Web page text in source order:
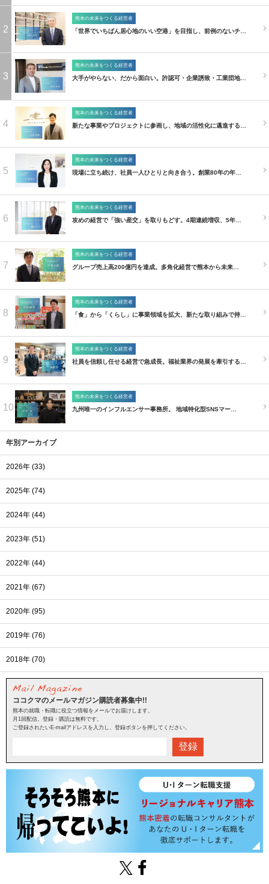
2
熊本の未来をつくる経営者
「世界でいちばん居心地のいい空港」を目指し、前例のないチ…
3
熊本の未来をつくる経営者
大手がやらない、だから面白い。許認可・企業誘致・工業団地…
4
熊本の未来をつくる経営者
新たな事業やプロジェクトに参画し、地域の活性化に邁進する…
5
熊本の未来をつくる経営者
現場に立ち続け、社員一人ひとりと向き合う。創業80年の年…
6
熊本の未来をつくる経営者
攻めの経営で「強い産交」を取りもどす。4期連続増収、5年…
7
熊本の未来をつくる経営者
グループ売上高200億円を達成。多角化経営で熊本から未来…
8
熊本の未来をつくる経営者
「食」から「くらし」に事業領域を拡大、新たな取り組みで持…
9
熊本の未来をつくる経営者
社員を信頼し任せる経営で急成長。福祉業界の発展を牽引する…
10
熊本の未来をつくる経営者
九州唯一のインフルエンサー事務所。 地域特化型SNSマー…
年別アーカイブ
2026年 (33)
2025年 (74)
2024年 (44)
2023年 (51)
2022年 (44)
2021年 (67)
2020年 (95)
2019年 (76)
2018年 (70)
ココクマのメールマガジン購読者募集中!!
熊本の就職・転職に役立つ情報をメールでお届けします。
月1回配信。登録・購読は無料です。
ご登録されたいE-mailアドレスを入力し、登録ボタンを押してください。
登録